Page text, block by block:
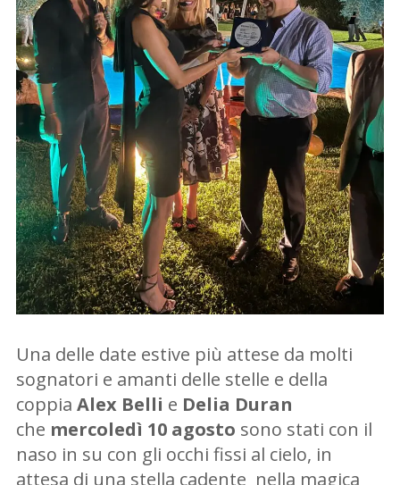
Una delle date estive più attese da molti
sognatori e amanti delle stelle e della
coppia Alex Belli e Delia Duran
che mercoledì 10 agosto sono stati con il
naso in su con gli occhi fissi al cielo, in
attesa di una stella cadente nella magica